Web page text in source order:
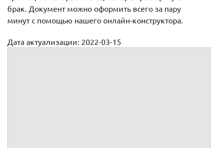
брак. Документ можно оформить всего за пару
минут с помощью нашего онлайн-конструктора.
Дата актуализации: 2022-03-15